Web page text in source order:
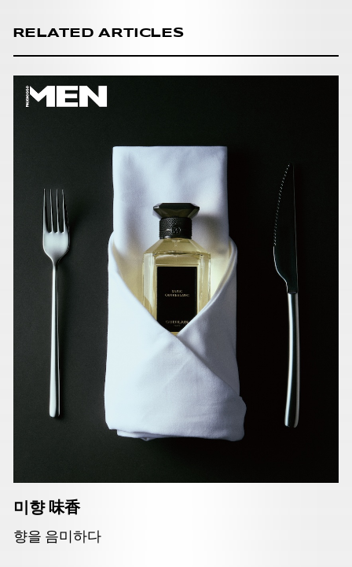
RELATED ARTICLES
미향 味香
향을 음미하다